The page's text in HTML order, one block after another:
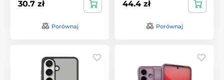
30.7 zł
Porównaj
44.4 zł
Porównaj